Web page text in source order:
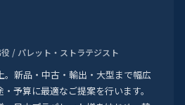
/ パレット・ストラテジスト
。新品・中古・輸出・大型まで幅広
予算に最適なご提案を行います。